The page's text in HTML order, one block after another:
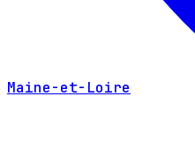
Maine-et-Loire